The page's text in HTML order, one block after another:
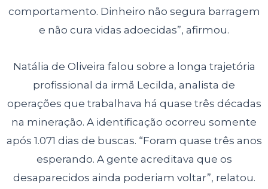
comportamento. Dinheiro não segura barragem
e não cura vidas adoecidas”, afirmou.
Natália de Oliveira falou sobre a longa trajetória
profissional da irmã Lecilda, analista de
operações que trabalhava há quase três décadas
na mineração. A identificação ocorreu somente
após 1.071 dias de buscas. “Foram quase três anos
esperando. A gente acreditava que os
desaparecidos ainda poderiam voltar”, relatou.